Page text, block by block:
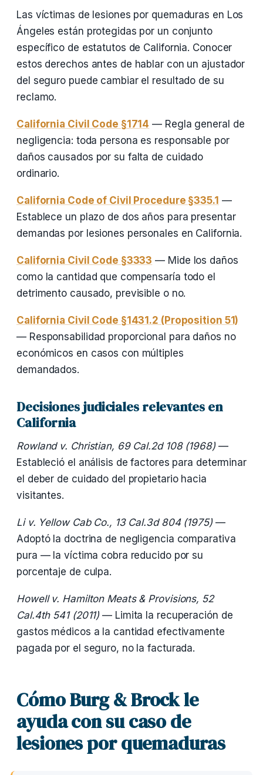
Las víctimas de lesiones por quemaduras en Los
Ángeles están protegidas por un conjunto
específico de estatutos de California. Conocer
estos derechos antes de hablar con un ajustador
del seguro puede cambiar el resultado de su
reclamo.
California Civil Code §1714 — Regla general de
negligencia: toda persona es responsable por
daños causados por su falta de cuidado
ordinario.
California Code of Civil Procedure §335.1 —
Establece un plazo de dos años para presentar
demandas por lesiones personales en California.
California Civil Code §3333 — Mide los daños
como la cantidad que compensaría todo el
detrimento causado, previsible o no.
California Civil Code §1431.2 (Proposition 51)
— Responsabilidad proporcional para daños no
económicos en casos con múltiples
demandados.
Decisiones judiciales relevantes en
California
Rowland v. Christian, 69 Cal.2d 108 (1968)—
Estableció el análisis de factores para determinar
el deber de cuidado del propietario hacia
visitantes.
Li v. Yellow Cab Co., 13 Cal.3d 804 (1975)—
Adoptó la doctrina de negligencia comparativa
pura — la víctima cobra reducido por su
porcentaje de culpa.
Howell v. Hamilton Meats & Provisions, 52
Cal.4th 541 (2011) — Limita la recuperación de
gastos médicos a la cantidad efectivamente
pagada por el seguro, no la facturada.
Cómo Burg & Brock le
ayuda con su caso de
lesiones por quemaduras